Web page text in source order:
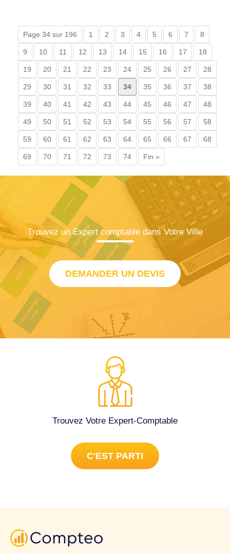
Page 34 sur 196 1 2 3 4 5 6 7 8
9 10 11 12 13 14 15 16 17 18
19 20 21 22 23 24 25 26 27 28
29 30 31 32 33 34 35 36 37 38
39 40 41 42 43 44 45 46 47 48
49 50 51 52 53 54 55 56 57 58
59 60 61 62 63 64 65 66 67 68
69 70 71 72 73 74 Fin »
Trouvez un Expert comptable dans Votre Ville
DEMANDER UN DEVIS
Trouvez Votre Expert-Comptable
C'EST PARTI